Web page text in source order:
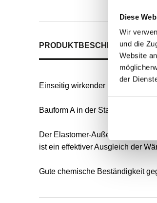
Diese
Wir
und die
Website
der
PRODUKTBESCHREIBUNG
Einseitig wirkender Radial-
Bauform A in der
Der Elastomer-Außenmantel
ist ein effektiver Ausgleich der
Gute chemische Beständigkeit